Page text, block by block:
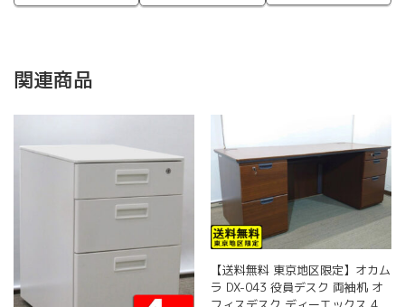
関連商品
【送料無料 東京地区限定】オカム
ラ DX-043 役員デスク 両袖机 オ